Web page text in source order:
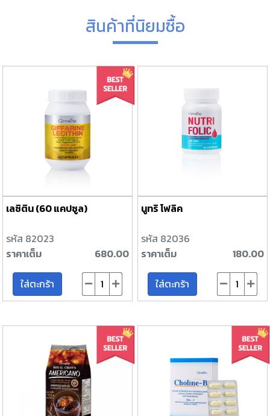
สินค้าที่นิยมซื้อ
เลซิติน (60 แคปซูล)
รหัส 82023
ราคาเต็ม
680.00
ใส่ตะกร้า
นูทริ โฟลิค
รหัส 82036
ราคาเต็ม
180.00
ใส่ตะกร้า